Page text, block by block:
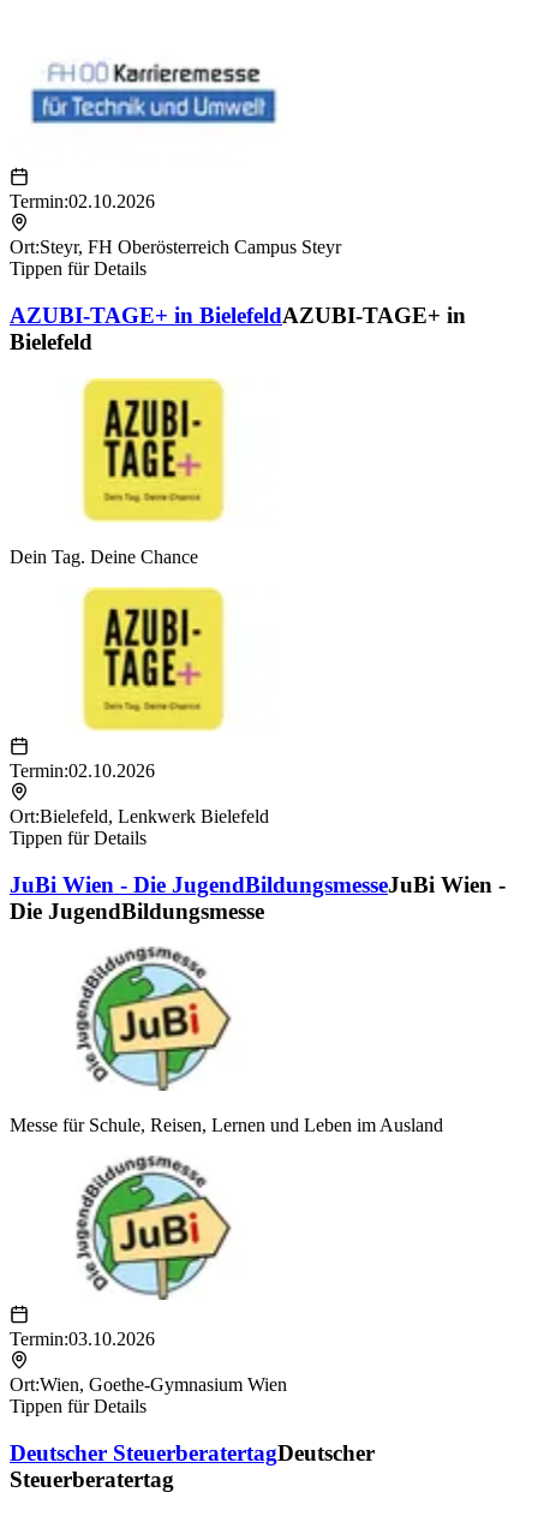
Termin:02.10.2026
Ort:Steyr, FH Oberösterreich Campus Steyr
Tippen für Details
AZUBI-TAGE+ in BielefeldAZUBI-TAGE+ in
Bielefeld
Dein Tag. Deine Chance
Termin:02.10.2026
Ort:Bielefeld, Lenkwerk Bielefeld
Tippen für Details
JuBi Wien - Die JugendBildungsmesseJuBi Wien -
Die JugendBildungsmesse
Messe für Schule, Reisen, Lernen und Leben im Ausland
Termin:03.10.2026
Ort:Wien, Goethe-Gymnasium Wien
Tippen für Details
Deutscher SteuerberatertagDeutscher
Steuerberatertag